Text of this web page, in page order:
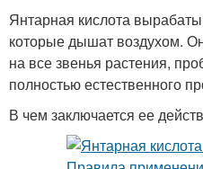
Янтарная кислота
которые дышат воздухом.
на все звенья растения,
полностью естественного
В чем заключается ее